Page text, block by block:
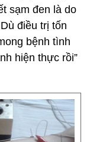
sạm đen là do
điều trị tốn
bệnh tình
hiện thực rồi”